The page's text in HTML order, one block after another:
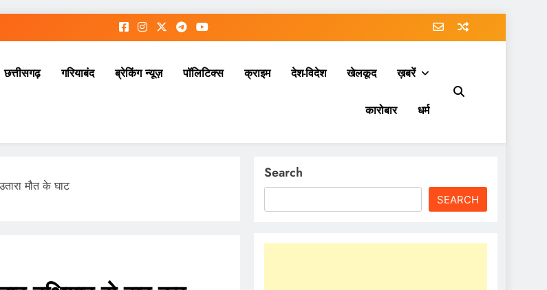
छत्तीसगढ़ गरियाबंद ब्रेकिंग न्यूज़ पॉलिटिक्स क्राइम देश-विदेश खेलकूद ख़बरें
कारोबार धर्म
मौत के घाट
Search
SEARCH